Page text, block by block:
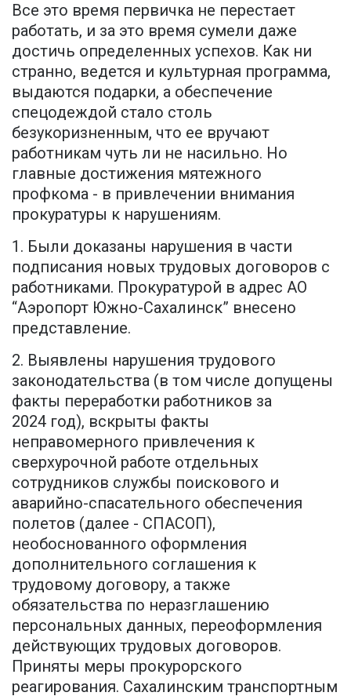
Все это время первичка не перестает
работать, и за это время сумели даже
достичь определенных успехов. Как ни
странно, ведется и культурная программа,
выдаются подарки, а обеспечение
спецодеждой стало столь
безукоризненным, что ее вручают
работникам чуть ли не насильно. Но
главные достижения мятежного
профкома - в привлечении внимания
прокуратуры к нарушениям.
1. Были доказаны нарушения в части
подписания новых трудовых договоров с
работниками. Прокуратурой в адрес АО
“Аэропорт Южно-Сахалинск” внесено
представление.
2. Выявлены нарушения трудового
законодательства (в том числе допущены
факты переработки работников за
2024 год), вскрыты факты
неправомерного привлечения к
сверхурочной работе отдельных
сотрудников службы поискового и
аварийно-спасательного обеспечения
полетов (далее - СПАСОП),
необоснованного оформления
дополнительного соглашения к
трудовому договору, а также
обязательства по неразглашению
персональных данных, переоформления
действующих трудовых договоров.
Приняты меры прокурорского
реагирования. Сахалинским транспортным